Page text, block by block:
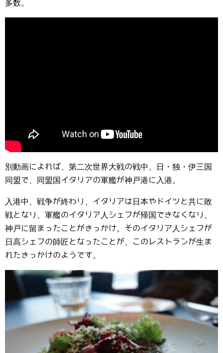
多数。
別動画によれば、第二次世界大戦の戦中、日・独・伊三国
同盟で、同盟国イタリアの軍艦が神戸港に入港。
入港中、戦争が終わり、イタリアは日本やドイツと共に敗
戦となり、軍艦のイタリア人シェフが帰国できなくなり、
神戸に留まったことがきっかけ。そのイタリア人シェフが
日高シェフの師匠となったことが、このレストランが生ま
れたきっかけのようです。